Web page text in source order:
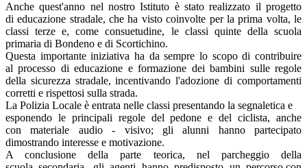
Anche quest'anno nel nostro Istituto è stato realizzato il progetto
di educazione stradale, che ha visto coinvolte per la prima volta, le
classi terze e, come consuetudine, le classi quinte della scuola
primaria di Bondeno e di Scortichino.
Questa importante iniziativa ha da sempre lo scopo di contribuire
al processo di educazione e formazione dei bambini sulle regole
della sicurezza stradale, incentivando l'adozione di comportamenti
corretti e rispettosi sulla strada.
La Polizia Locale è entrata nelle classi presentando la segnaletica e
esponendo le principali regole del pedone e del ciclista, anche
con materiale audio - visivo; gli alunni hanno partecipato
dimostrando interesse e motivazione.
A conclusione della parte teorica, nel parcheggio della